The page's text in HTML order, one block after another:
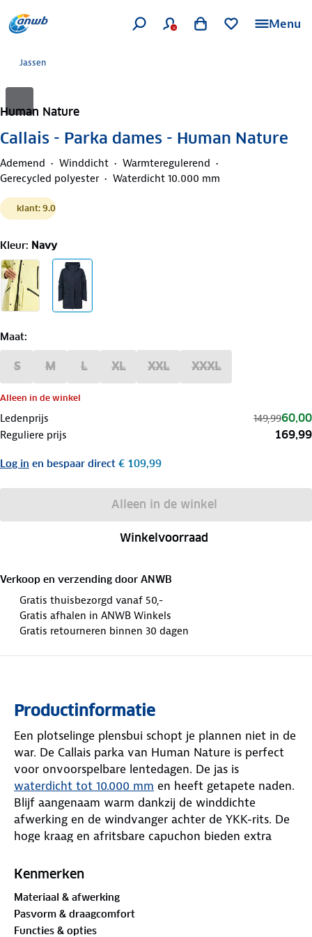
Menu
Jassen
Human Nature
Callais - Parka dames - Human Nature
Ademend Winddicht
Warmteregulerend
Gerecycled polyester
Waterdicht 10.000 mm
klant: 9.0
Kleur: Navy
Maat:
S M L XL XXL XXXL
Alleen in de winkel
Ledenprijs 149,9960,00
Reguliere prijs 169,99
Log in en bespaar direct € 109,99
Alleen in de winkel
Winkelvoorraad
Verkoop en verzending door ANWB
Gratis thuisbezorgd vanaf 50,-
Gratis afhalen in ANWB Winkels
Gratis retourneren binnen 30 dagen
Productinformatie
Een plotselinge plensbui schopt je plannen niet in de
war. De Callais parka van Human Nature is perfect
voor onvoorspelbare lentedagen. De jas is
waterdicht tot 10.000 mm en heeft getapete naden.
Blijf aangenaam warm dankzij de winddichte
afwerking en de windvanger achter de YKK-rits. De
hoge kraag en afritsbare capuchon bieden extra
band, zodat je in het donker beter zichtbaar bent.
Dankzij de tweewegrits beweeg je vrij, superhandig
Kenmerken
Materiaal & afwerking
Pasvorm & draagcomfort
Functies & opties